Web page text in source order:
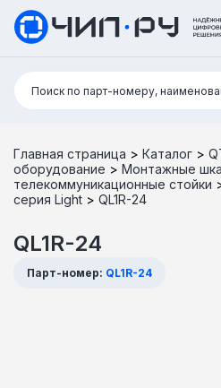
Поиск:
Поиск по парт-номеру,
Главная страница > Каталог >
оборудование > Монтажные
телекоммуникационные стойки
серия Light > QL1R-24
QL1R-24
Парт-номер: QL1R-24